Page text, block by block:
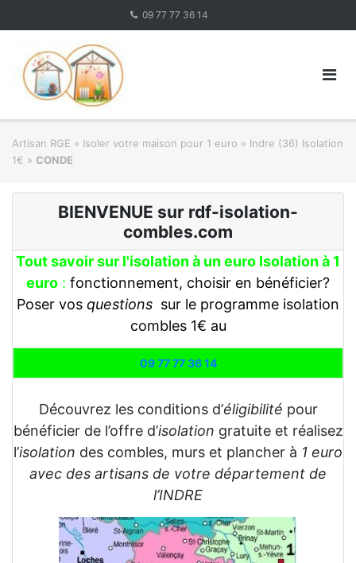
09 77 77 36 14
Artisan RGE » Isoler votre maison pour 1 euro » Indre (36) Isolation
1€ » CONDE
BIENVENUE sur rdf-isolation-
combles.com
Tout savoir sur l'isolation à un euro Isolation à 1
euro : fonctionnement, choisir en bénéficier?
Poser vos questions sur le programme isolation
combles 1€ au
09 77 77 36 14
Découvrez les conditions d’éligibilité pour
bénéficier de l’offre d’isolation gratuite et réalisez
l’isolation des combles, murs et plancher à 1 euro
avec des artisans de votre département de
l’INDRE